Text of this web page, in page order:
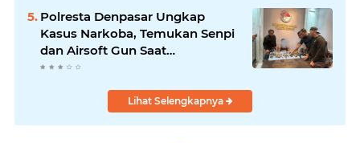
Polresta Denpasar Ungkap
Kasus Narkoba, Temukan Senpi
dan Airsoft Gun Saat
Pengerebekan
Lihat Selengkapnya